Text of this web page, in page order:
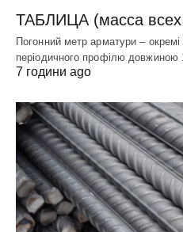
ТАБЛИЦА (масса всех
Погонний метр арматури – окремі
періодичного профілю довжиною
7 години ago